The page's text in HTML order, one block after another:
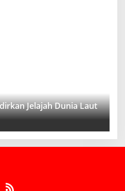
Jelajah Dunia Laut